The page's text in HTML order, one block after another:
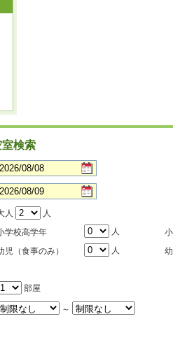
検索
人
人
学校高学年
人
児（食事のみ）
人
部屋
～